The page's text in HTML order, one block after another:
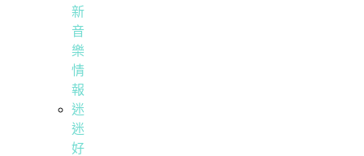
新
音
樂
情
報
迷
迷
好